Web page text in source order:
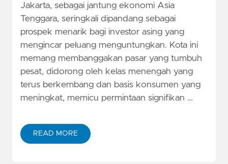
Jakarta, sebagai jantung ekonomi Asia
Tenggara, seringkali dipandang sebagai
prospek menarik bagi investor asing yang
mengincar peluang menguntungkan. Kota ini
memang membanggakan pasar yang tumbuh
pesat, didorong oleh kelas menengah yang
terus berkembang dan basis konsumen yang
meningkat, memicu permintaan signifikan …
READ MORE